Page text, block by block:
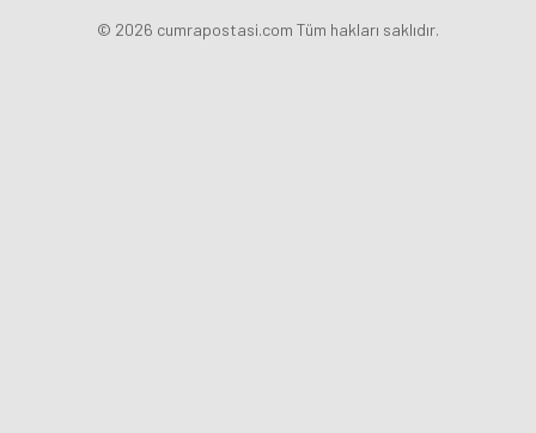
© 2026 cumrapostasi.com Tüm hakları saklıdır.